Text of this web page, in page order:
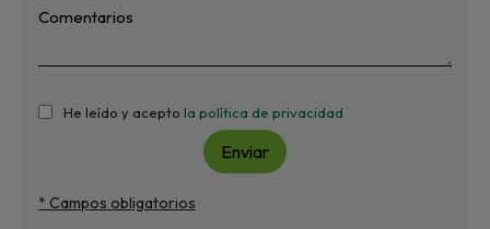
He leído y acepto la política de privacidad
Enviar
* Campos obligatorios